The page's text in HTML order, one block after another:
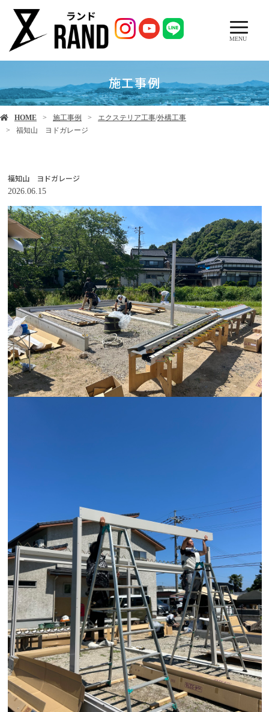
MENU
施工事例
HOME 施工事例 エクステリア工事/外構工事
福知山 ヨドガレージ
福知山 ヨドガレージ
2026.06.15